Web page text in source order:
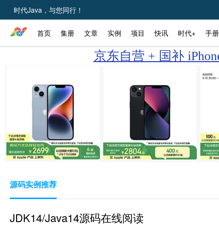
时代Java，与您同行！
首页 集册 文章 实例 项目 快讯 时代+ 手册
京东自营 + 国补
源码实例推荐
JDK14/Java14源码在线阅读